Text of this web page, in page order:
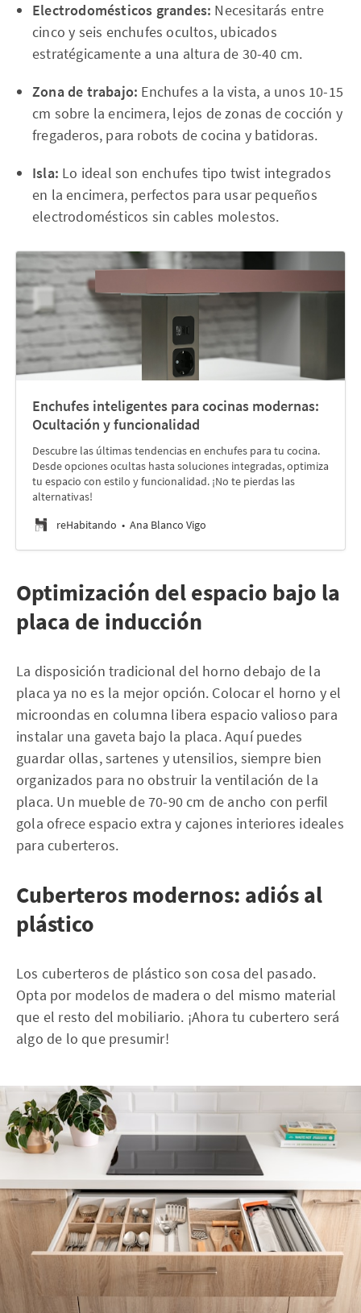
Electrodomésticos grandes: Necesitarás entre
cinco y seis enchufes ocultos, ubicados
estratégicamente a una altura de 30-40 cm.
Zona de trabajo: Enchufes a la vista, a unos 10-15
cm sobre la encimera, lejos de zonas de cocción y
fregaderos, para robots de cocina y batidoras.
Isla: Lo ideal son enchufes tipo twist integrados
en la encimera, perfectos para usar pequeños
electrodomésticos sin cables molestos.
Enchufes inteligentes para cocinas modernas:
Ocultación y funcionalidad
Descubre las últimas tendencias en enchufes para tu cocina.
Desde opciones ocultas hasta soluciones integradas, optimiza
tu espacio con estilo y funcionalidad. ¡No te pierdas las
alternativas!
reHabitando
Ana Blanco Vigo
Optimización del espacio bajo la
placa de inducción
La disposición tradicional del horno debajo de la
placa ya no es la mejor opción. Colocar el horno y el
microondas en columna libera espacio valioso para
instalar una gaveta bajo la placa. Aquí puedes
guardar ollas, sartenes y utensilios, siempre bien
organizados para no obstruir la ventilación de la
placa. Un mueble de 70-90 cm de ancho con perfil
gola ofrece espacio extra y cajones interiores ideales
para cuberteros.
Cuberteros modernos: adiós al
plástico
Los cuberteros de plástico son cosa del pasado.
Opta por modelos de madera o del mismo material
que el resto del mobiliario. ¡Ahora tu cubertero será
algo de lo que presumir!